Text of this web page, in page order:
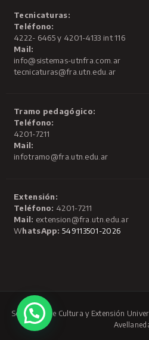
Tecnicaturas:
Teléfono:
4222- 6465 y 4201-4133 int 116
Mail:
info@sistemas-utnfra.com.ar
tecnicaturas@fra.utn.edu.ar
Tramo pedagógico:
Teléfono:
4201-7211
Mail:
infotramo@fra.utn.edu.ar
Extensión:
Teléfono: 4201-7211
Mail: extension@fra.utn.edu.ar
WhatsApp: 549113501-2026
Secretaría de Cultura y Extensión